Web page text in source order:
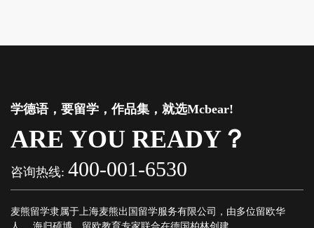
学德语，要留学，作品集，就选Mcbear!
ARE YOU READY？
咨询热线: 400-001-6530
麦熊留学隶属于上海麦熊出国留学服务有限公司，由多位留欧华